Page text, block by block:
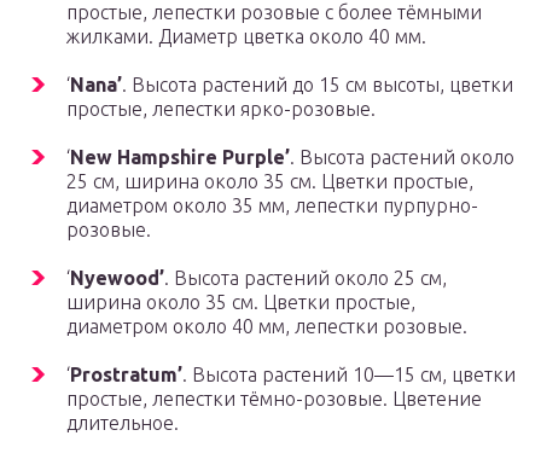
простые, лепестки розовые с более тёмными
жилками. Диаметр цветка около 40 мм.
‘Nana’. Высота растений до 15 см высоты, цветки
простые, лепестки ярко-розовые.
‘New Hampshire Purple’. Высота растений около
25 см, ширина около 35 см. Цветки простые,
диаметром около 35 мм, лепестки пурпурно-
розовые.
‘Nyewood’. Высота растений около 25 см,
ширина около 35 см. Цветки простые,
диаметром около 40 мм, лепестки розовые.
‘Prostratum’. Высота растений 10—15 см, цветки
простые, лепестки тёмно-розовые. Цветение
длительное.